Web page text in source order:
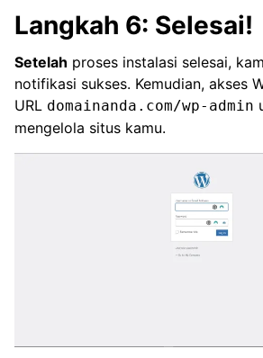
Langkah 6: Selesai!
Setelah proses instalasi selesai,
notifikasi sukses. Kemudian, akses
URL domainanda.com/wp-admin
mengelola situs kamu.